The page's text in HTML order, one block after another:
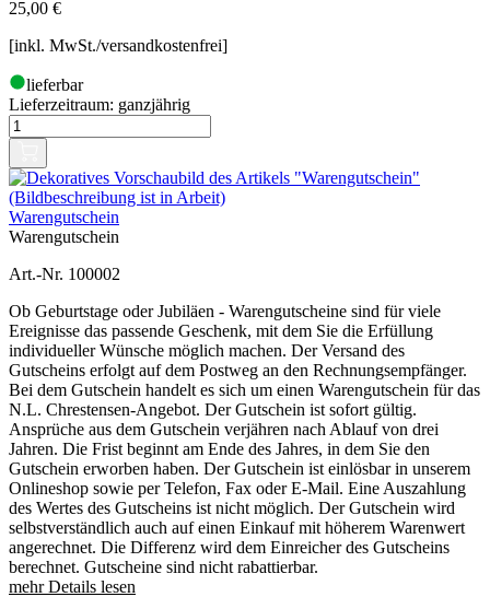
25,00 €
[inkl. MwSt./versandkostenfrei]
lieferbar
Lieferzeitraum: ganzjährig
Warengutschein
Warengutschein
Art.-Nr. 100002
Ob Geburtstage oder Jubiläen - Warengutscheine sind für viele
Ereignisse das passende Geschenk, mit dem Sie die Erfüllung
individueller Wünsche möglich machen. Der Versand des
Gutscheins erfolgt auf dem Postweg an den Rechnungsempfänger.
Bei dem Gutschein handelt es sich um einen Warengutschein für das
N.L. Chrestensen-Angebot. Der Gutschein ist sofort gültig.
Ansprüche aus dem Gutschein verjähren nach Ablauf von drei
Jahren. Die Frist beginnt am Ende des Jahres, in dem Sie den
Gutschein erworben haben. Der Gutschein ist einlösbar in unserem
Onlineshop sowie per Telefon, Fax oder E-Mail. Eine Auszahlung
des Wertes des Gutscheins ist nicht möglich. Der Gutschein wird
selbstverständlich auch auf einen Einkauf mit höherem Warenwert
angerechnet. Die Differenz wird dem Einreicher des Gutscheins
berechnet. Gutscheine sind nicht rabattierbar.
mehr Details lesen